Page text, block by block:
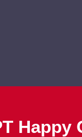
Happy